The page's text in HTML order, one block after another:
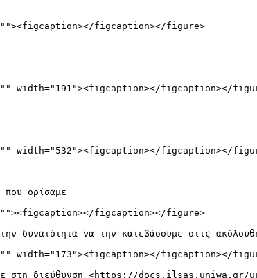
figcaption></figure>
width="191"><figcaption></figcaption></
width="532"><figcaption></figcaption></
που ορίσαμε
figcaption></figure>
δυνατότητα να την κατεβάσουμε στις
width="173"><figcaption></figcaption></